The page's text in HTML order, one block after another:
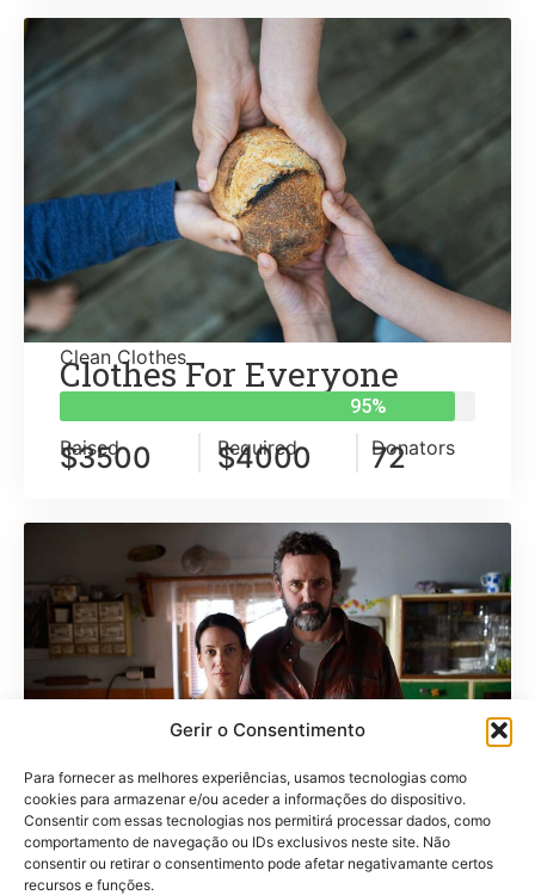
Gerir o Consentimento
Para fornecer as melhores experiências, usamos tecnologias como
cookies para armazenar e/ou aceder a informações do dispositivo.
Consentir com essas tecnologias nos permitirá processar dados, como
comportamento de navegação ou IDs exclusivos neste site. Não
consentir ou retirar o consentimento pode afetar negativamante certos
recursos e funções.
Clean Clothes
Clothes For Everyone
95%
Raised
$3500 Required
$4000 Donators
72
Clean Clothes
Clean Water For People